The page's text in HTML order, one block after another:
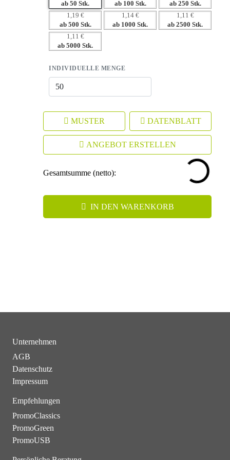
Anpassungen
– Steigert die Markenbindung durch praktischen Nutzen
ab 50 Stk. ab 100 Stk. ab 250 Stk.
1,19 €
ab 500 Stk.
1,14 €
ab 1000 Stk.
1,11 €
ab 2500 Stk.
1,11 €
ab 5000 Stk.
INDIVIDUELLE MENGE
MUSTER DATENBLATT
ANGEBOT ERSTELLEN
Gesamtsumme (netto):
IN DEN WARENKORB
Unternehmen
AGB
Datenschutz
Impressum
Empfehlungen
PromoClassics
PromoGreen
PromoUSB